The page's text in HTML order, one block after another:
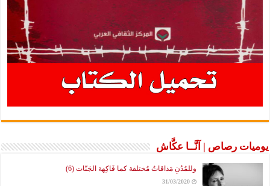
يوميات رصاص | آنَّــا عكَّاش
وللمُدُنِ مَذاقاتٌ مُختلفة كما فَاكِهة الجَنّات (6)
31/03/2020